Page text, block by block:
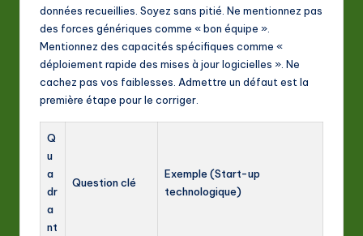
données recueillies. Soyez sans pitié. Ne mentionnez pas
des forces génériques comme « bon équipe ».
Mentionnez des capacités spécifiques comme «
déploiement rapide des mises à jour logicielles ». Ne
cachez pas vos faiblesses. Admettre un défaut est la
première étape pour le corriger.
Q
u
a
dr
a
nt
Question clé
Exemple (Start-up
technologique)